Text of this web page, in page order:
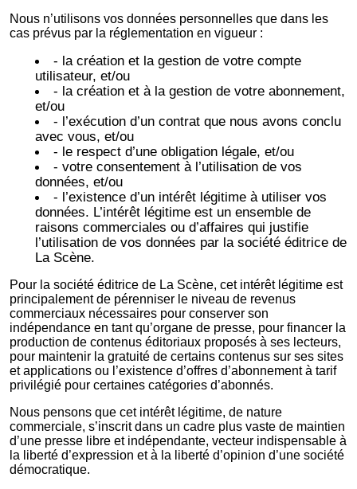
Nous n’utilisons vos données personnelles que dans les
cas prévus par la réglementation en vigueur :
- la création et la gestion de votre compte
utilisateur, et/ou
- la création et à la gestion de votre abonnement,
et/ou
- l’exécution d’un contrat que nous avons conclu
avec vous, et/ou
- le respect d’une obligation légale, et/ou
- votre consentement à l’utilisation de vos
données, et/ou
- l’existence d’un intérêt légitime à utiliser vos
données. L’intérêt légitime est un ensemble de
raisons commerciales ou d’affaires qui justifie
l’utilisation de vos données par la société éditrice de
La Scène.
Pour la société éditrice de La Scène, cet intérêt légitime est
principalement de pérenniser le niveau de revenus
commerciaux nécessaires pour conserver son
indépendance en tant qu’organe de presse, pour financer la
production de contenus éditoriaux proposés à ses lecteurs,
pour maintenir la gratuité de certains contenus sur ses sites
et applications ou l’existence d’offres d’abonnement à tarif
privilégié pour certaines catégories d’abonnés.
Nous pensons que cet intérêt légitime, de nature
commerciale, s’inscrit dans un cadre plus vaste de maintien
d’une presse libre et indépendante, vecteur indispensable à
la liberté d’expression et à la liberté d’opinion d’une société
démocratique.